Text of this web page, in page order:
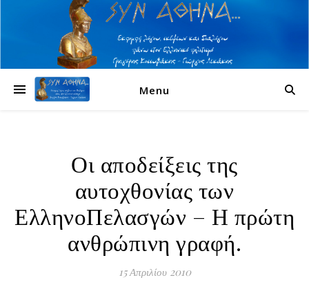
Menu
Οι αποδείξεις της
αυτοχθονίας των
ΕλληνοΠελασγών – Η πρώτη
ανθρώπινη γραφή.
15 Απριλίου 2010